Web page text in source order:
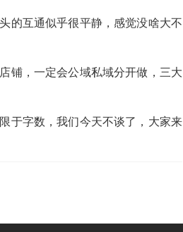
的互通似乎很平静，感觉没啥大不
铺，一定会公域私域分开做，三大
于字数，我们今天不谈了，大家来